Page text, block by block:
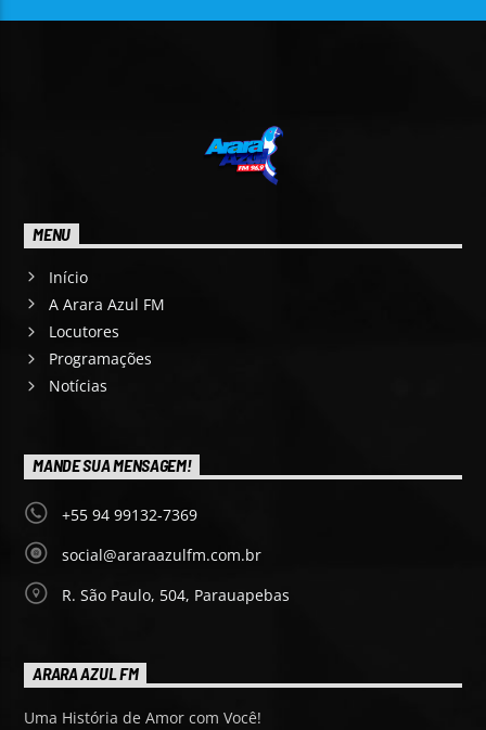
MENU
Início
A Arara Azul FM
Locutores
Programações
Notícias
MANDE SUA MENSAGEM!
+55 94 99132-7369
social@araraazulfm.com.br
R. São Paulo, 504, Parauapebas
ARARA AZUL FM
Uma História de Amor com Você!